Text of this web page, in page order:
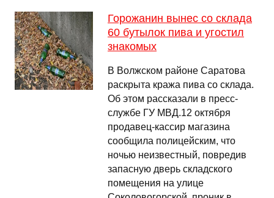
Горожанин вынес со склада
60 бутылок пива и угостил
знакомых
В Волжском районе Саратова
раскрыта кража пива со склада.
Об этом рассказали в пресс-
службе ГУ МВД.12 октября
продавец-кассир магазина
сообщила полицейским, что
ночью неизвестный, повредив
запасную дверь складского
помещения на улице